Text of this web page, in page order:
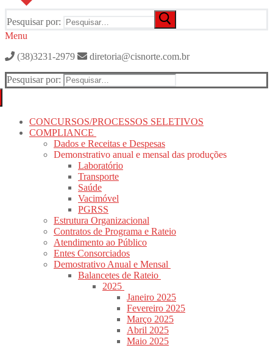
Pesquisar por:
Menu
(38)3231-2979
diretoria@cisnorte.com.br
Pesquisar por:
CONCURSOS/PROCESSOS SELETIVOS
COMPLIANCE
Dados e Receitas e Despesas
Demonstrativo anual e mensal das produções
Laboratório
Transporte
Saúde
Vacimóvel
PGRSS
Estrutura Organizacional
Contratos de Programa e Rateio
Atendimento ao Público
Entes Consorciados
Demostrativo Anual e Mensal
Balancetes de Rateio
2025
Janeiro 2025
Fevereiro 2025
Março 2025
Abril 2025
Maio 2025